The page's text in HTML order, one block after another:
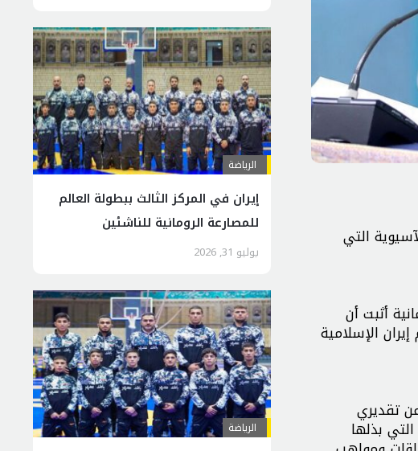
التي
أثبت أن
الإسلامية
تقديري
بذلها
الرياضة
إيران في المركز الثالث ببطولة العالم
للمصارعة الرومانية للناشئين
يوليو 31, 2026
الرياضة